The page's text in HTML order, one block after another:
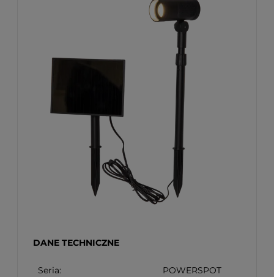
DANE TECHNICZNE
Seria: POWERSPOT